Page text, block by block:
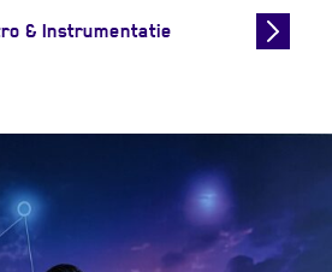
& Instrumentatie